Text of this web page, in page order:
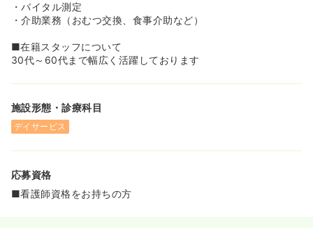
・バイタル測定
・介助業務（おむつ交換、食事介助など）
■在籍スタッフについて
30代～60代まで幅広く活躍しております
施設形態・診療科目
デイサービス
応募資格
■看護師資格をお持ちの方